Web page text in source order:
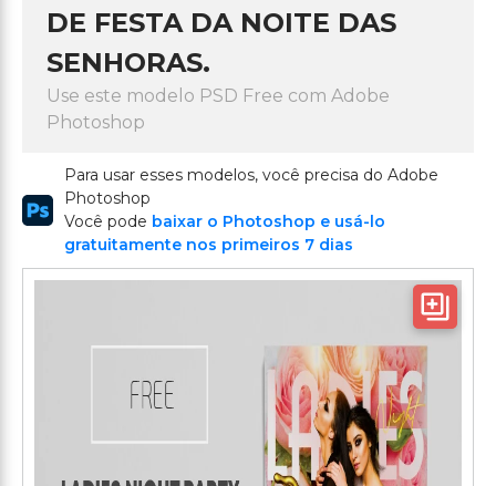
DE FESTA DA NOITE DAS
SENHORAS.
Use este modelo PSD Free com Adobe
Photoshop
Para usar esses modelos, você precisa do Adobe
Photoshop
Você pode baixar o Photoshop e usá-lo
gratuitamente nos primeiros 7 dias